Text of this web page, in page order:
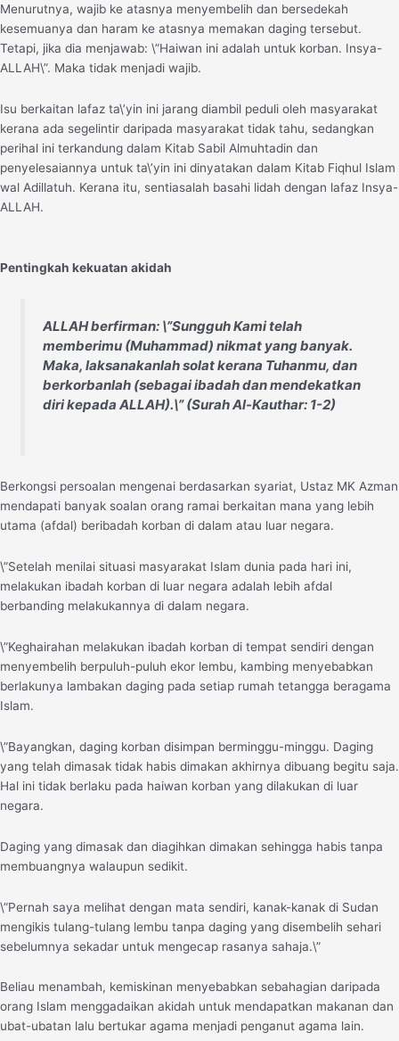
Menurutnya, wajib ke atasnya menyembelih dan bersedekah
kesemuanya dan haram ke atasnya memakan daging tersebut.
Tetapi, jika dia menjawab: \”Haiwan ini adalah untuk korban. Insya-
ALLAH\”. Maka tidak menjadi wajib.
Isu berkaitan lafaz ta\’yin ini jarang diambil peduli oleh masyarakat
kerana ada segelintir daripada masyarakat tidak tahu, sedangkan
perihal ini terkandung dalam Kitab Sabil Almuhtadin dan
penyelesaiannya untuk ta\’yin ini dinyatakan dalam Kitab Fiqhul Islam
wal Adillatuh. Kerana itu, sentiasalah basahi lidah dengan lafaz Insya-
ALLAH.
Pentingkah kekuatan akidah
ALLAH berfirman: \”Sungguh Kami telah
memberimu (Muhammad) nikmat yang banyak.
Maka, laksanakanlah solat kerana Tuhanmu, dan
berkorbanlah (sebagai ibadah dan mendekatkan
diri kepada ALLAH).\” (Surah Al-Kauthar: 1-2)
Berkongsi persoalan mengenai berdasarkan syariat, Ustaz MK Azman
mendapati banyak soalan orang ramai berkaitan mana yang lebih
utama (afdal) beribadah korban di dalam atau luar negara.
\”Setelah menilai situasi masyarakat Islam dunia pada hari ini,
melakukan ibadah korban di luar negara adalah lebih afdal
berbanding melakukannya di dalam negara.
\”Keghairahan melakukan ibadah korban di tempat sendiri dengan
menyembelih berpuluh-puluh ekor lembu, kambing menyebabkan
berlakunya lambakan daging pada setiap rumah tetangga beragama
Islam.
\”Bayangkan, daging korban disimpan berminggu-minggu. Daging
yang telah dimasak tidak habis dimakan akhirnya dibuang begitu saja.
Hal ini tidak berlaku pada haiwan korban yang dilakukan di luar
negara.
Daging yang dimasak dan diagihkan dimakan sehingga habis tanpa
membuangnya walaupun sedikit.
\”Pernah saya melihat dengan mata sendiri, kanak-kanak di Sudan
mengikis tulang-tulang lembu tanpa daging yang disembelih sehari
sebelumnya sekadar untuk mengecap rasanya sahaja.\”
Beliau menambah, kemiskinan menyebabkan sebahagian daripada
orang Islam menggadaikan akidah untuk mendapatkan makanan dan
ubat-ubatan lalu bertukar agama menjadi penganut agama lain.